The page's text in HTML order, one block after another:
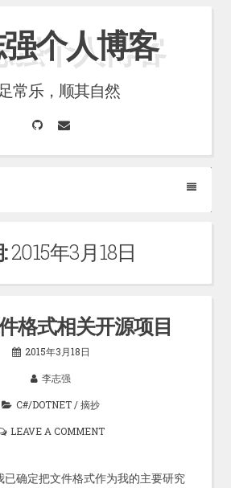
个人博客
常乐，顺其自然
GitHubEmail
2015年3月18日
格式相关开源项目
2015年3月18日
李志强
C#/DOTNET /摘抄
LEAVE A COMMENT
确定把文件格式作为我的主要研究